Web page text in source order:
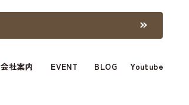
会社案内 EVENT BLOG Youtube